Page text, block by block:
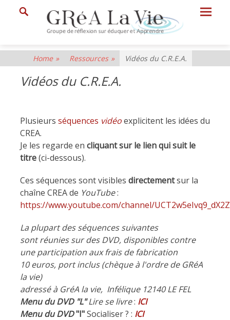
GRéA
La
Vie
sur
Eduquer
et
Apprendre
Menu
Home » Ressources » Vidéos du C.R.E.A.
Vidéos du C.R.E.A.
Plusieurs séquences vidéoexplicitent les idées du
CREA.
Je les regarde en cliquant sur le lien qui suit le
titre(ci-dessous).
Ces séquences sont visibles directementsur la
chaîne CREA de YouTube:
https://www.youtube.com/channel/
La plupart des séquences suivantes
sont réunies sur des DVD, disponibles contre
une participation aux frais de fabrication
10 euros, port inclus (chèque à l'ordre de GRéA
la vie)
adressé à GréA la vie, Infélique 12140 LE FEL
Menu du DVD "L"Lire se livre: ICI
Menu du DVD"I"Socialiser ? : ICI